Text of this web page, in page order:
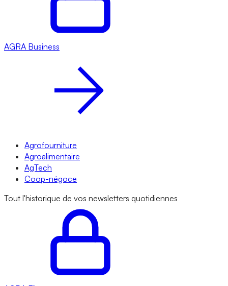
AGRA Business
Agrofourniture
Agroalimentaire
AgTech
Coop-négoce
Tout l'historique de vos newsletters quotidiennes